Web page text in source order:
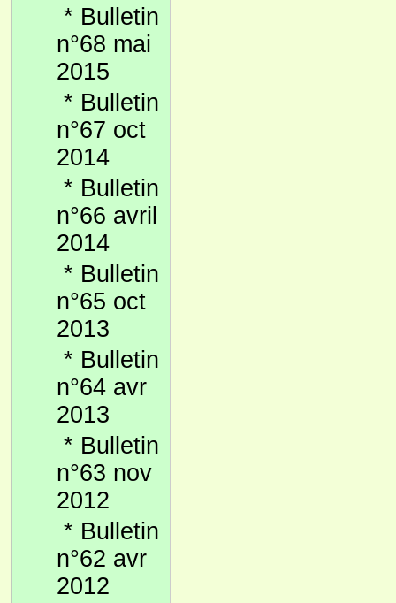
* Bulletin
n°68 mai
2015
* Bulletin
n°67 oct
2014
* Bulletin
n°66 avril
2014
* Bulletin
n°65 oct
2013
* Bulletin
n°64 avr
2013
* Bulletin
n°63 nov
2012
* Bulletin
n°62 avr
2012